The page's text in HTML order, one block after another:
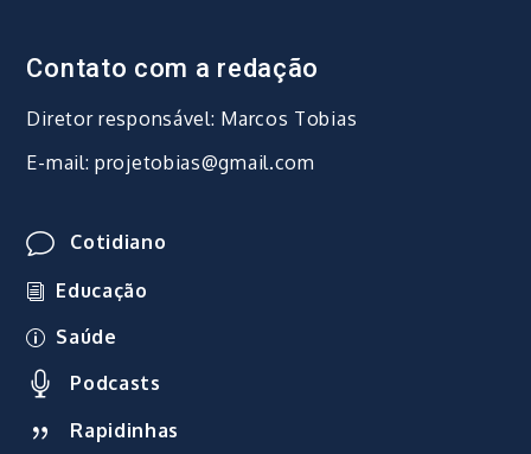
Contato com a redação
Diretor responsável: Marcos Tobias
E-mail: projetobias@gmail.com
Cotidiano
Educação
Saúde
Podcasts
Rapidinhas